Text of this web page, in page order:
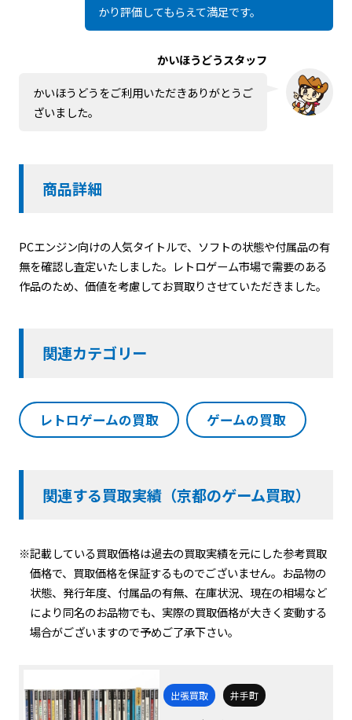
かり評価してもらえて満足です。
かいほうどうスタッフ
かいほうどうをご利用いただきありがとうご
ざいました。
商品詳細
PCエンジン向けの人気タイトルで、ソフトの状態や付属品の有
無を確認し査定いたしました。レトロゲーム市場で需要のある
作品のため、価値を考慮してお買取りさせていただきました。
関連カテゴリー
レトロゲームの買取 ゲームの買取
関連する買取実績（京都のゲーム買取）
※記載している買取価格は過去の買取実績を元にした参考買取
価格で、買取価格を保証するものでございません。お品物の
状態、発行年度、付属品の有無、在庫状況、現在の相場など
により同名のお品物でも、実際の買取価格が大きく変動する
場合がございますので予めご了承下さい。
出張買取 井手町